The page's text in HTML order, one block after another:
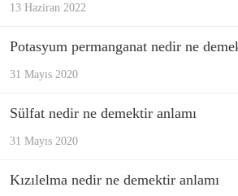
13 Haziran 2022
Potasyum permanganat nedir ne
31 Mayıs 2020
Sülfat nedir ne demektir anlamı
31 Mayıs 2020
Kızılelma nedir ne demektir anlamı